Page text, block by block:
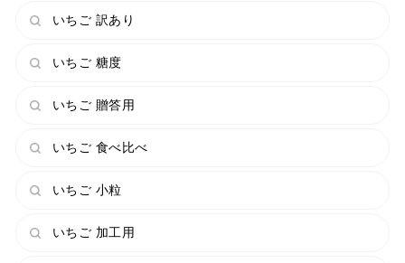
いちご 訳あり
いちご 糖度
いちご 贈答用
いちご 食べ比べ
いちご 小粒
いちご 加工用